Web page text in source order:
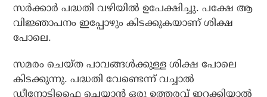
സര്‍ക്കാര്‍ പദ്ധതി വഴിയില്‍ ഉപേക്ഷിച്ചു. പക്ഷേ ആ
വിജ്ഞാപനം ഇപ്പോഴും കിടക്കുകയാണ് ശിക്ഷ
പോലെ.
സമരം ചെയ്ത പാവങ്ങള്‍ക്കുള്ള ശിക്ഷ പോലെ
കിടക്കുന്നു. പദ്ധതി വേണ്ടെന്ന് വച്ചാല്‍
ഡീനോട്ടിഫൈ ചെയ്യാന്‍ ഒരു ഉത്തരവ് ഇറക്കിയാല്‍